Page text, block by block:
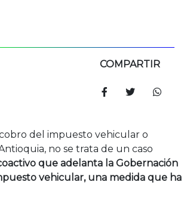
COMPARTIR
del impuesto vehicular o
no se trata de un caso
que adelanta la Gobernación
vehicular, una medida que ha